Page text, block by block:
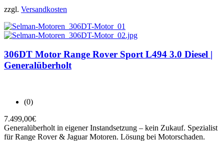
zzgl. Versandkosten
306DT Motor Range Rover Sport L494 3.0 Diesel |
Generalüberholt
(0)
7.499,00€
Generalüberholt in eigener Instandsetzung – kein Zukauf. Spezialist
für Range Rover & Jaguar Motoren. Lösung bei Motorschaden.